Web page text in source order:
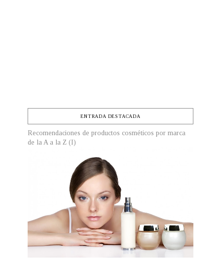
ENTRADA DESTACADA
Recomendaciones de productos cosméticos por marca
de la A a la Z (I)